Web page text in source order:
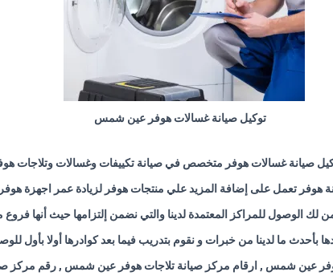
توكيل صيانة غسالات هوفر عين شمس
صيانة غسالات هوفر متخصص في صيانة تكييفات وغسالات وتلاجات
هوفر تعمل على إضافة المزيد علي منتجات هوفر لزيادة عمر اجهزة هوفر
الوصول للمراكز المعتمدة لدينا والتي نضمن إلتزامها حيث أنها فروع
بأحدث ما لدينا من خبرات و نقوم بتدريب فيما بعد كوادرها أولا بأول
عين شمس , ارقام مركز صيانة تلاجات هوفر عين شمس , رقم مركز